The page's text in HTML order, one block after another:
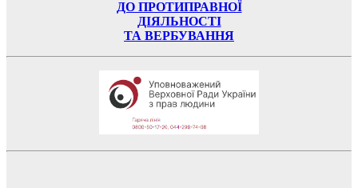
ДО ПРОТИПРАВНОЇ
ДІЯЛЬНОСТІ
ТА ВЕРБУВАННЯ